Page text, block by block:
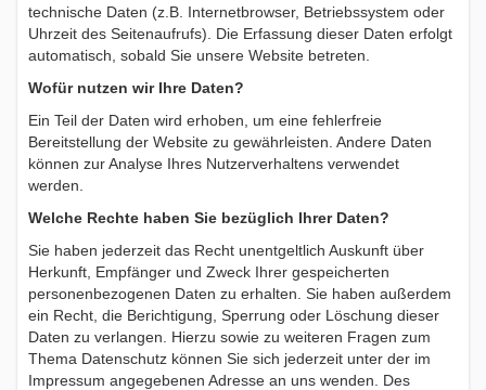
technische Daten (z.B. Internetbrowser, Betriebssystem oder
Uhrzeit des Seitenaufrufs). Die Erfassung dieser Daten erfolgt
automatisch, sobald Sie unsere Website betreten.
Wofür nutzen wir Ihre Daten?
Ein Teil der Daten wird erhoben, um eine fehlerfreie
Bereitstellung der Website zu gewährleisten. Andere Daten
können zur Analyse Ihres Nutzerverhaltens verwendet
werden.
Welche Rechte haben Sie bezüglich Ihrer Daten?
Sie haben jederzeit das Recht unentgeltlich Auskunft über
Herkunft, Empfänger und Zweck Ihrer gespeicherten
personenbezogenen Daten zu erhalten. Sie haben außerdem
ein Recht, die Berichtigung, Sperrung oder Löschung dieser
Daten zu verlangen. Hierzu sowie zu weiteren Fragen zum
Thema Datenschutz können Sie sich jederzeit unter der im
Impressum angegebenen Adresse an uns wenden. Des